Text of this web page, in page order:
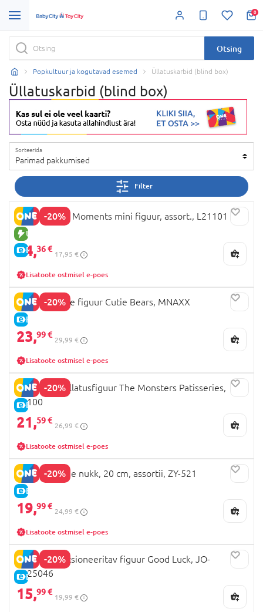
0
Otsing
Popkultuur ja kogutavad esemed Üllatuskarbid (blind box)
Üllatuskarbid (blind box)
Sorteerida
Parimad pakkumised
Filter
-20%
UUS TOODE
E-HIND
MOMIJI Mini Moments mini figuur, assort., L21101
14,36 €
17,95 €
Lisatoote ostmisel e-poes
-20%
E-HIND
NANCI pehme figuur Cutie Bears, MNAXX
23,99 €
29,99 €
Lisatoote ostmisel e-poes
-20%
E-HIND
POP MART üllatusfiguur The Monsters Patisseries,
11100
21,59 €
26,99 €
Lisatoote ostmisel e-poes
-20%
E-HIND
PIDOO pehme nukk, 20 cm, assortii, ZY-521
19,99 €
24,99 €
Lisatoote ostmisel e-poes
-20%
E-HIND
Q.KID kollektsioneeritav figuur Good Luck, JO-
2025046
15,99 €
19,99 €